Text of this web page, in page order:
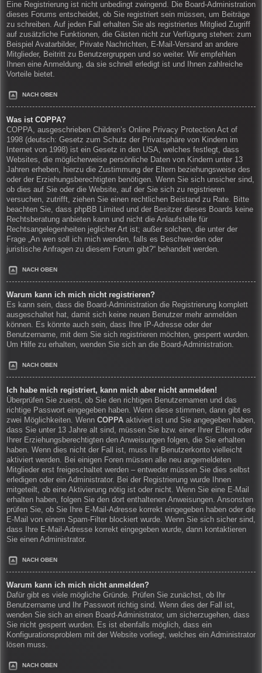
Eine Registrierung ist nicht unbedingt zwingend. Die Board-Administration
dieses Forums entscheidet, ob Sie registriert sein müssen, um Beiträge
zu schreiben. Auf jeden Fall erhalten Sie als registriertes Mitglied Zugriff
auf zusätzliche Funktionen, die Gästen nicht zur Verfügung stehen: zum
Beispiel Avatarbilder, Private Nachrichten, E-Mail-Versand an andere
Mitglieder, Beitritt zu Benutzergruppen und so weiter. Wir empfehlen
Ihnen eine Anmeldung, da sie schnell erledigt ist und Ihnen zahlreiche
Vorteile bietet.
NACH OBEN
Was ist COPPA?
COPPA, ausgeschrieben Children’s Online Privacy Protection Act of
1998 (deutsch: Gesetz zum Schutz der Privatsphäre von Kindern im
Internet von 1998) ist ein Gesetz in den USA, welches festlegt, dass
Websites, die möglicherweise persönliche Daten von Kindern unter 13
Jahren erheben, hierzu die Zustimmung der Eltern beziehungsweise des
oder der Erziehungsberechtigten benötigen. Wenn Sie sich unsicher sind,
ob dies auf Sie oder die Website, auf der Sie sich zu registrieren
versuchen, zutrifft, ziehen Sie einen rechtlichen Beistand zu Rate. Bitte
beachten Sie, dass phpBB Limited und der Besitzer dieses Boards keine
Rechtsberatung anbieten kann und nicht die Anlaufstelle für
Rechtsangelegenheiten jeglicher Art ist; außer solchen, die unter der
Frage „An wen soll ich mich wenden, falls es Beschwerden oder
juristische Anfragen zu diesem Forum gibt?“ behandelt werden.
NACH OBEN
Warum kann ich mich nicht registrieren?
Es kann sein, dass die Board-Administration die Registrierung komplett
ausgeschaltet hat, damit sich keine neuen Benutzer mehr anmelden
können. Es könnte auch sein, dass Ihre IP-Adresse oder der
Benutzername, mit dem Sie sich registrieren möchten, gesperrt wurden.
Um Hilfe zu erhalten, wenden Sie sich an die Board-Administration.
NACH OBEN
Ich habe mich registriert, kann mich aber nicht anmelden!
Überprüfen Sie zuerst, ob Sie den richtigen Benutzernamen und das
richtige Passwort eingegeben haben. Wenn diese stimmen, dann gibt es
zwei Möglichkeiten. Wenn COPPA aktiviert ist und Sie angegeben haben,
dass Sie unter 13 Jahre alt sind, müssen Sie bzw. einer Ihrer Eltern oder
Ihrer Erziehungsberechtigten den Anweisungen folgen, die Sie erhalten
haben. Wenn dies nicht der Fall ist, muss Ihr Benutzerkonto vielleicht
aktiviert werden. Bei einigen Foren müssen alle neu angemeldeten
Mitglieder erst freigeschaltet werden – entweder müssen Sie dies selbst
erledigen oder ein Administrator. Bei der Registrierung wurde Ihnen
mitgeteilt, ob eine Aktivierung nötig ist oder nicht. Wenn Sie eine E-Mail
erhalten haben, folgen Sie den dort enthaltenen Anweisungen. Ansonsten
prüfen Sie, ob Sie Ihre E-Mail-Adresse korrekt eingegeben haben oder die
E-Mail von einem Spam-Filter blockiert wurde. Wenn Sie sich sicher sind,
dass Ihre E-Mail-Adresse korrekt eingegeben wurde, dann kontaktieren
Sie einen Administrator.
NACH OBEN
Warum kann ich mich nicht anmelden?
Dafür gibt es viele mögliche Gründe. Prüfen Sie zunächst, ob Ihr
Benutzername und Ihr Passwort richtig sind. Wenn dies der Fall ist,
wenden Sie sich an einen Board-Administrator, um sicherzugehen, dass
Sie nicht gesperrt wurden. Es ist ebenfalls möglich, dass ein
Konfigurationsproblem mit der Website vorliegt, welches ein Administrator
lösen muss.
NACH OBEN